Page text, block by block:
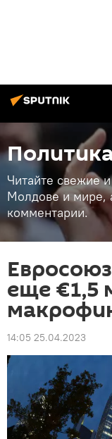
Читайте свежие
Молдове и мире,
комментарии.
еще €1,5
14:05 25.04.2023